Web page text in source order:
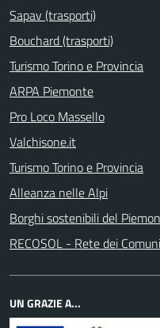
Sapav (trasporti)
Bouchard (trasporti)
Turismo Torino e Provincia
ARPA Piemonte
Pro Loco Massello
Valchisone.it
Turismo Torino e Provincia
Alleanza nelle Alpi
Borghi sostenibili del
RECOSOL - Rete dei
UN GRAZIE A...